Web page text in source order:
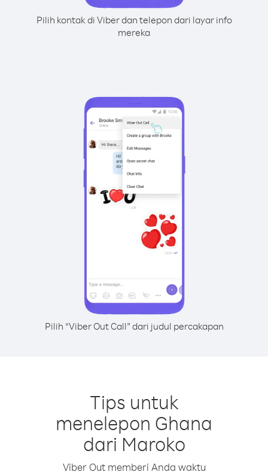
Pilih kontak di Viber dan telepon dari layar info
mereka
Pilih “Viber Out Call” dari judul percakapan
Tips untuk
menelepon Ghana
dari Maroko
Viber Out memberi Anda waktu